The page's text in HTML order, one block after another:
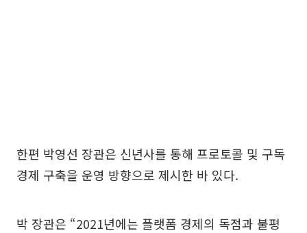
한편 박영선 장관은 신년사를 통해 프로토콜 및 구독
경제 구축을 운영 방향으로 제시한 바 있다.
박 장관은 “2021년에는 플랫폼 경제의 독점과 불평